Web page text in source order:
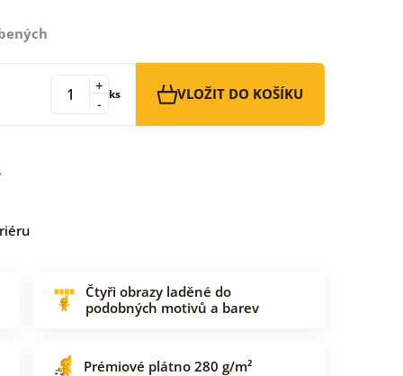
-
+ ks VLOŽIT DO KOŠÍKU
Čtyři obrazy laděné do
podobných motivů a barev
Prémiové plátno 280 g/m²